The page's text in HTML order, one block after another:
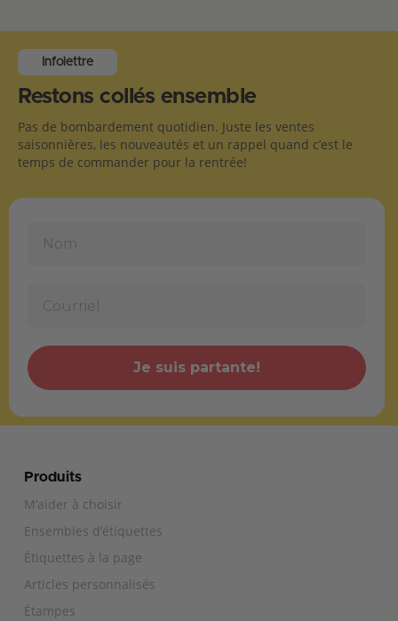
Infolettre
Restons collés ensemble
Pas de bombardement quotidien. Juste les ventes
saisonnières, les nouveautés et un rappel quand c’est le
temps de commander pour la rentrée!
Je suis partante!
Produits
M’aider à choisir
Ensembles d’étiquettes
Étiquettes à la page
Articles personnalisés
Étampes